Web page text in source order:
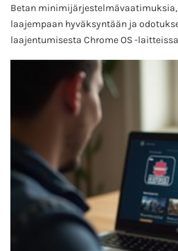
Betan
laajempaan hyväksyntään ja
laajentumisesta Chrome OS -